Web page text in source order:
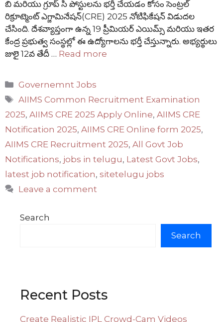
బి మరియు గ్రూప్ సి పోస్టులను భర్తీ చేయడం కోసం సెంట్రల్
రిక్రూట్మెంట్ ఎగ్జామినేషన్(CRE) 2025 నోటిఫికేషన్ విడుదల
చేసింది. దేశవ్యాప్తంగా ఉన్న 19 ప్రీమియర్ ఎయిమ్స్ మరియు ఇతర
కేంద్ర ప్రభుత్వ సంస్థల్లో ఈ ఉద్యోగాలను భర్తీ చేస్తున్నారు. అభ్యర్థులు
జులై 12వ తేదీ … Read more
Categories
Governemnt Jobs
Tags
AIIMS Common Recruitment Examination
2025, AIIMS CRE 2025 Apply Online, AIIMS CRE
Notification 2025, AIIMS CRE Online form 2025,
AIIMS CRE Recruitment 2025, All Govt Job
Notifications, jobs in telugu, Latest Govt Jobs,
latest job notification, sitetelugu jobs
Leave a comment
Search
Search
Recent Posts
Create Realistic IPL Crowd-Cam Videos